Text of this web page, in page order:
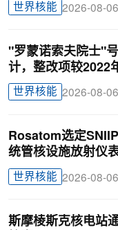
世界核能 2026-08-06
"罗蒙诺索夫院士"
计，整改项较2022
世界核能 2026-08-06
Rosatom选定
统管核设施放射仪
世界核能 2026-08-06
斯摩棱斯克核电站